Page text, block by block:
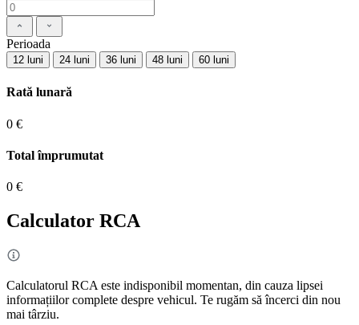
Perioada
12 luni 24 luni 36 luni 48 luni 60 luni
Rată lunară
0 €
Total împrumutat
0 €
Calculator RCA
Calculatorul RCA este indisponibil momentan, din cauza lipsei
informațiilor complete despre vehicul. Te rugăm să încerci din nou
mai târziu.